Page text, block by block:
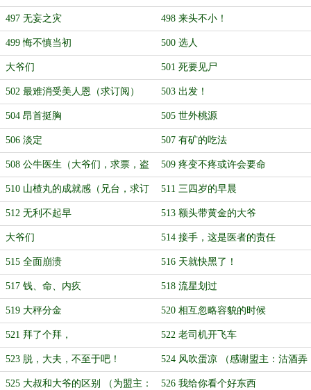
497 无妄之灾 498 来头不小！
499 悔不慎当初 500 选人
大爷们 501 死要见尸
502 最难消受美人恩（求订阅） 503 出发！
504 昂首挺胸 505 世外桃源
506 淡定 507 有矿的吃法
508 公牛医生（大爷们，求票，盗
哥！来支持一波）
509 疼变不疼或许会要命
510 山楂丸的成就感（兄台，求订
阅）
511 三四岁的早晨
512 无利不起早 513 额头带黄金的大爷
大爷们 514 接手，这是医者的责任
515 全面崩溃 516 天就快黑了！
517 钱、命、内疚 518 流星划过
519 大秤分金 520 相互忽略容貌的时候
521 拜了个拜， 522 老司机开飞车
523 脱，大夫，不至于吧！ 524 风吹蛋凉 （感谢盟主：沽酒弄
青梅）
525 大叔和大爷的区别 （为盟主： 526 我给你看个好东西